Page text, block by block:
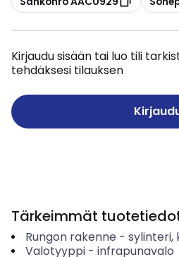
Kirjaudu sisään tai luo tili
tehdäksesi tilauksen
Tärkeimmät
Rungon rakenne - sylinteri,
Valotyyppi- infrapunavalo